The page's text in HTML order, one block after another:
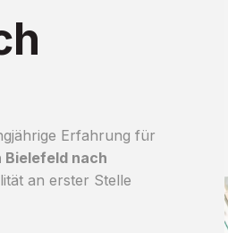
Erfahrung für
Bielefeld nach
an erster Stelle